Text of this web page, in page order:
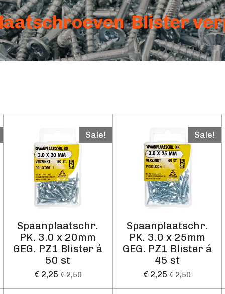
Blister
Sale!
Spaanplaatschr.
PK. 3.0 x 20mm
GEG. PZ1 Blister á
50 st
€ 2,25 € 2,50
Sale!
Spaanplaatschr.
PK. 3.0 x 25mm
GEG. PZ1 Blister á
45 st
€ 2,25 € 2,50